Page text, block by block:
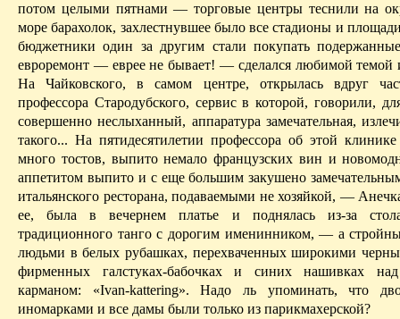
потом целыми пятнами — торговые центры теснили на
море барахолок, захлестнувшее было все стадио­ны и
бюджетники один за дру­гим стали покупать
евроремонт — еврее не бывает! — сделался любимой темой
На Чайковского, в самом центре, открылась вдруг
профессора Стародубского, сервис в которой, гово­рили,
совершенно неслыханный, аппаратура замечательная,
та­кого... На пятидеся­тилетии профессора об этой
много тостов, выпито немало французских вин и
аппетитом выпито и с еще большим закушено
итальян­ского ресторана, по­даваемыми не хозяйкой, —
ее, была в вечернем платье и поднялась из-за
традиционного танго с дорогим именинником, — а
людьми в белых рубашках, перехва­ченных широкими
фирменных галстуках-бабочках и си­них нашивках
карманом: «Ivan-kattering». Надо ль упоминать, что
иномарками и все дамы были только из парикмахер­ской?